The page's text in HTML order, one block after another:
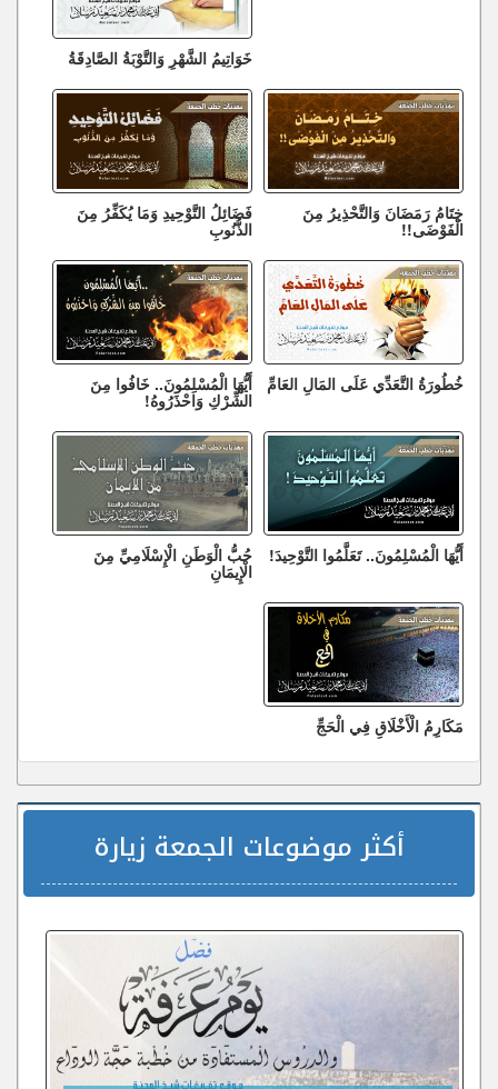
خَوَاتِيمُ الشَّهْرِ وَالتَّوْبَةُ الصَّادِقَةُ
خِتَامُ رَمَضَانَ وَالتَّحْذِيرُ مِنَ
الْفَوْضَى!!
فَضَائِلُ التَّوْحِيدِ وَمَا يُكَفِّرُ مِنَ
الذُّنُوبِ
خُطُورَةُ التَّعَدِّي عَلَى المَالِ العَامِّ أَيُّهَا الْمُسْلِمُونَ.. خَافُوا مِنَ
الشِّرْكِ وَاحْذَرُوهُ!
أَيُّهَا الْمُسْلِمُونَ.. تَعَلَّمُوا التَّوْحِيدَ! حُبُّ الْوَطَنِ الْإِسْلَامِيِّ مِنَ
الْإِيمَانِ
مَكَارِمُ الْأَخْلَاقِ فِي الْحَجِّ
أكثر موضوعات الجمعة زيارة